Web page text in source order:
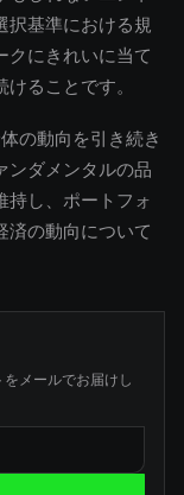
択基準における規
クにきれいに当て
ることです。
の動向を引き続き
ンダメンタルの品
持し、ポートフォ
済の動向について
メールでお届けし